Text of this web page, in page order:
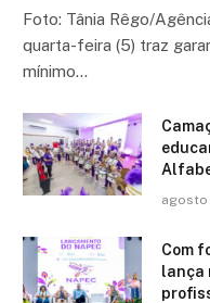
Foto: Tânia Rêgo/
quarta-feira (5) traz
mínimo…
agosto
Com
lança